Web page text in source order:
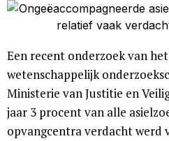
Een recent onderzoek van
wetenschappelijk
Ministerie van Justitie en
jaar 3 procent van alle
opvangcentra verdacht werd